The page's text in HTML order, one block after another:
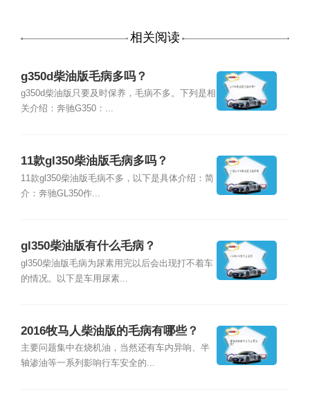
相关阅读
g350d柴油版毛病多吗？
g350d柴油版只要及时保养，毛病不多。下列是相
关介绍：奔驰G350：...
11款gl350柴油版毛病多吗？
11款gl350柴油版毛病不多，以下是具体介绍：简
介：奔驰GL350作...
gl350柴油版有什么毛病？
gl350柴油版毛病为尿素用完以后会出现打不着车
的情况。以下是车用尿素...
2016牧马人柴油版的毛病有哪些？
主要问题集中在烧机油，当然还有车内异响、半
轴渗油等一系列影响行车安全的...